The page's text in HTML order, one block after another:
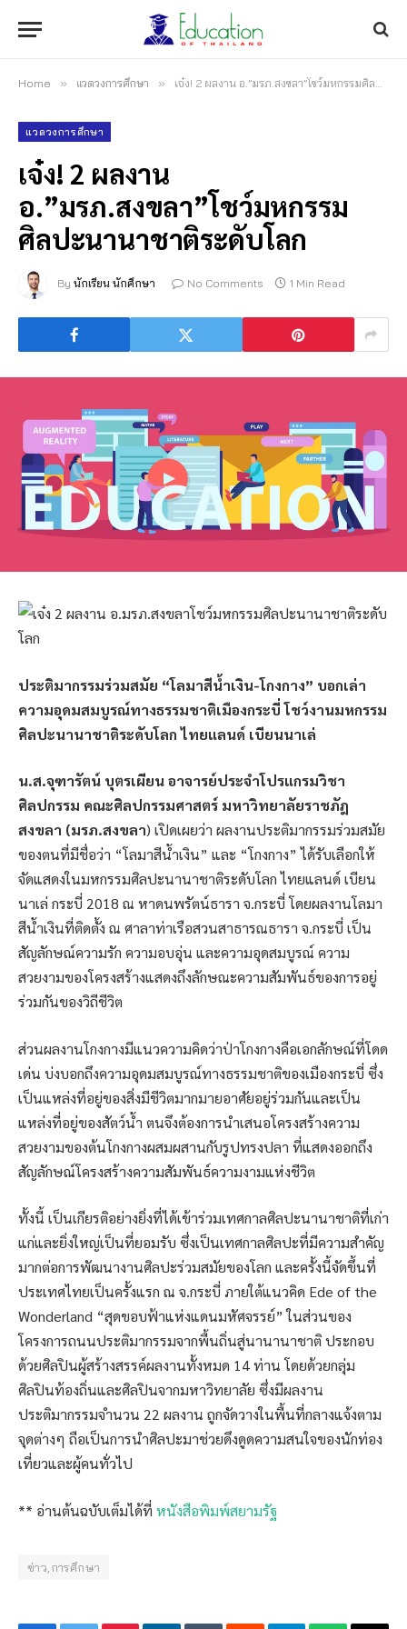
Home » แวดวงการศึกษา » เจ๋ง! 2 ผลงาน อ.”มรภ.สงขลา”โชว์มหกรรมศิลปะนานาชาติระดับโลก
แวดวงการศึกษา
เจ๋ง! 2 ผลงาน
อ.”มรภ.สงขลา”โชว์มหกรรม
ศิลปะนานาชาติระดับโลก
By นักเรียน นักศึกษา No Comments 1 Min Read
ประติมากรรมร่วมสมัย “โลมาสีน้ำเงิน-โกงกาง” บอกเล่า
ความอุดมสมบูรณ์ทางธรรมชาติเมืองกระบี่ โชว์งานมหกรรม
ศิลปะนานาชาติระดับโลก ไทยแลนด์ เบียนนาเล่
น.ส.จุฑารัตน์ บุตรเผียน อาจารย์ประจำโปรแกรมวิชา
ศิลปกรรม คณะศิลปกรรมศาสตร์ มหาวิทยาลัยราชภัฎ
สงขลา (มรภ.สงขลา) เปิดเผยว่า ผลงานประติมากรรมร่วมสมัย
ของตนที่มีชื่อว่า “โลมาสีน้ำเงิน” และ “โกงกาง” ได้รับเลือกให้
จัดแสดงในมหกรรมศิลปะนานาชาติระดับโลก ไทยแลนด์ เบียน
นาเล่ กระบี่ 2018 ณ หาดนพรัตน์ธารา จ.กระบี่ โดยผลงานโลมา
สีน้ำเงินที่ติดตั้ง ณ ศาลาท่าเรือสวนสาธารณธารา จ.กระบี่ เป็น
สัญลักษณ์ความรัก ความอบอุ่น และความอุดสมบูรณ์ ความ
สวยงามของโครงสร้างแสดงถึงลักษณะความสัมพันธ์ของการอยู่
ร่วมกันของวิถีชีวิต
ส่วนผลงานโกงกางมีแนวความคิดว่าป่าโกงกางคือเอกลักษณ์ที่โดด
เด่น บ่งบอกถึงความอุดมสมบูรณ์ทางธรรมชาติของเมืองกระบี่ ซึ่ง
เป็นแหล่งที่อยู่ของสิ่งมีชีวิตมากมายอาศัยอยู่ร่วมกันและเป็น
แหล่งที่อยู่ของสัตว์น้ำ ตนจึงต้องการนำเสนอโครงสร้างความ
สวยงามของต้นโกงกางผสมผสานกับรูปทรงปลา ที่แสดงออกถึง
สัญลักษณ์โครงสร้างความสัมพันธ์ความงามแห่งชีวิต
ทั้งนี้ เป็นเกียรติอย่างยิ่งที่ได้เข้าร่วมเทศกาลศิลปะนานาชาติที่เก่า
แก่และยิ่งใหญ่เป็นที่ยอมรับ ซึ่งเป็นเทศกาลศิลปะที่มีความสำคัญ
มากต่อการพัฒนางานศิลปะร่วมสมัยของโลก และครั้งนี้จัดขึ้นที่
ประเทศไทยเป็นครั้งแรก ณ จ.กระบี่ ภายใต้แนวคิด Ede of the
Wonderland “สุดขอบฟ้าแห่งแดนมหัศจรรย์” ในส่วนของ
โครงการถนนประติมากรรมจากพื้นถิ่นสู่นานานาชาติ ประกอบ
ด้วยศิลปินผู้สร้างสรรค์ผลงานทั้งหมด 14 ท่าน โดยด้วยกลุ่ม
ศิลปินท้องถิ่นและศิลปินจากมหาวิทยาลัย ซึ่งมีผลงาน
ประติมากรรมจำนวน 22 ผลงาน ถูกจัดวางในพื้นที่กลางแจ้งตาม
จุดต่างๆ ถือเป็นการนำศิลปะมาช่วยดึงดูดความสนใจของนักท่อง
เที่ยวและผู้คนทั่วไป
** อ่านต้นฉบับเต็มได้ที่ หนังสือพิมพ์สยามรัฐ
ข่าว,การศึกษา